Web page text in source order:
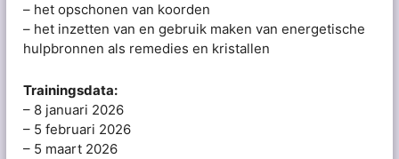
– het opschonen van koorden
– het inzetten van en gebruik maken van energetische
hulpbronnen als remedies en kristallen
Trainingsdata:
– 8 januari 2026
– 5 februari 2026
– 5 maart 2026